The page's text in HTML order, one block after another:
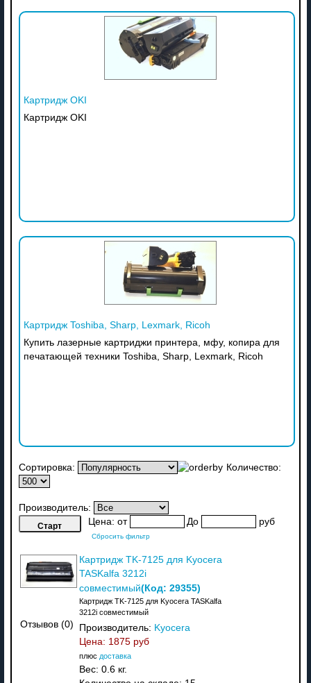
Картридж OKI
Картридж OKI
Картридж Toshiba, Sharp, Lexmark, Ricoh
Купить лазерные картриджи принтера, мфу, копира для
печатающей техники Toshiba, Sharp, Lexmark, Ricoh
Сортировка: Количество:
Производитель:
Цена: от До руб
Сбросить фильтр
Отзывов (0)
Картридж TK-7125 для Kyocera
TASKalfa 3212i
совместимый(Код: 29355)
Картридж TK-7125 для Kyocera TASKalfa
3212i совместимый
Производитель: Kyocera
Цена: 1875 руб
плюс доставка
Вес: 0.6 кг.